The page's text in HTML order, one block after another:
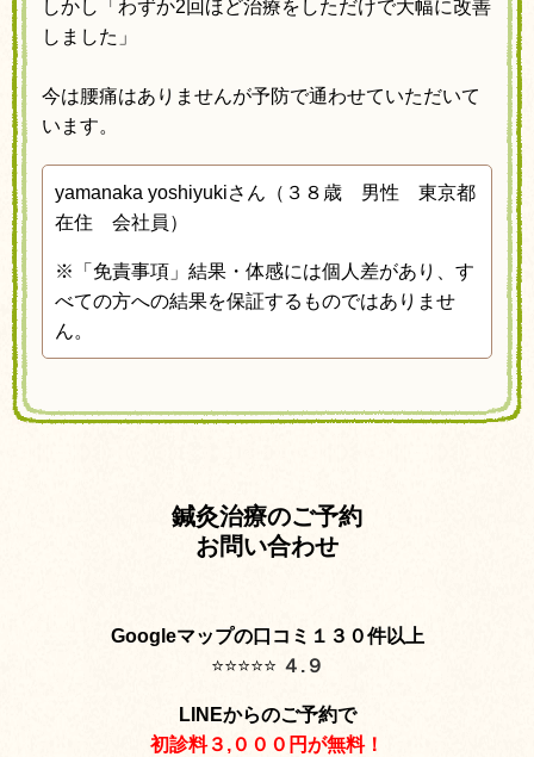
しかし「わずか2回ほど治療をしただけで大幅に改善
しました」
今は腰痛はありませんが予防で通わせていただいて
います。
yamanaka yoshiyukiさん（３８歳 男性 東京都
在住 会社員）
※
「免責事項」結果・体感には個人差があり、す
べての方への結果を保証するものではありませ
ん。
鍼灸治療のご予約
お問い合わせ
Googleマップの口コミ１３０件以上
⭐️⭐️⭐️⭐️⭐️ ４.９
LINEからのご予約で
初診料３,０００円が無料！